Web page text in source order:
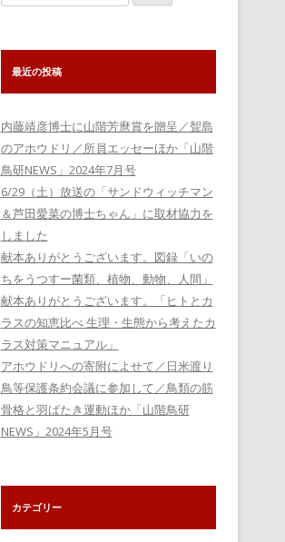
索:
最近の投稿
内藤靖彦博士に山階芳麿賞を贈呈／聟島
のアホウドリ／所員エッセーほか「山階
鳥研NEWS」2024年7月号
6/29（土）放送の「サンドウィッチマン
＆芦田愛菜の博士ちゃん」に取材協力を
しました
献本ありがとうございます。図録「いの
ちをうつすー菌類、植物、動物、人間」
献本ありがとうございます。「ヒトとカ
ラスの知恵比べ 生理・生態から考えたカ
ラス対策マニュアル」
アホウドリへの寄附によせて／日米渡り
鳥等保護条約会議に参加して／鳥類の筋
骨格と羽ばたき運動ほか「山階鳥研
NEWS」2024年5月号
カテゴリー